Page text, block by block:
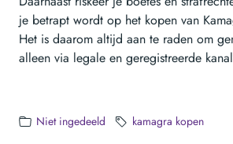
je betrapt wordt op het kopen van
Het is daarom altijd aan te raden om
alleen via legale en geregistreerde
Niet ingedeeld kamagra kopen